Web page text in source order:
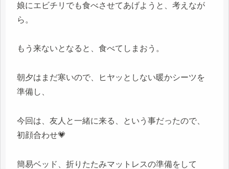
娘にエビチリでも食べさせてあげようと、考えなが
ら。
もう来ないとなると、食べてしまおう。
朝夕はまだ寒いので、ヒヤッとしない暖かシーツを
準備し、
今回は、友人と一緒に来る、という事だったので、
初顔合わせ💗
簡易ベッド、折りたたみマットレスの準備をして